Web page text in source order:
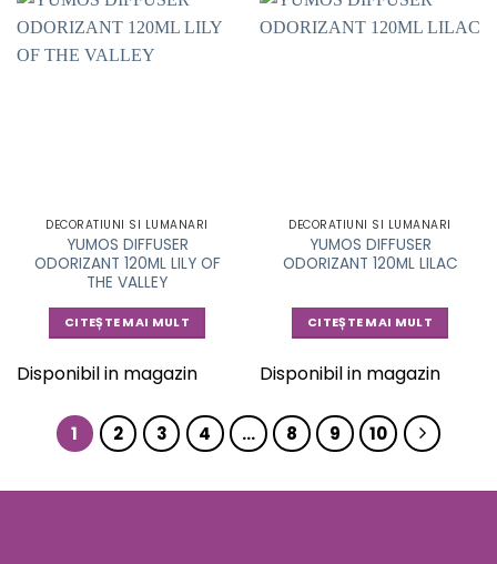
DECORATIUNI SI LUMANARI
YUMOS DIFFUSER
ODORIZANT 120ML LILY OF
THE VALLEY
CITEȘTE MAI MULT
Disponibil in magazin
DECORATIUNI SI LUMANARI
YUMOS DIFFUSER
ODORIZANT 120ML LILAC
CITEȘTE MAI MULT
Disponibil in magazin
1 2 3 4 … 8 9 10